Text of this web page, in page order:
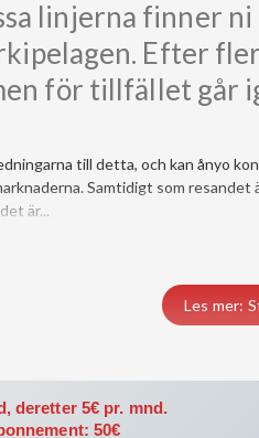
linjerna finner
Efter
för tillfället går
till detta, och kan ånyo
Samtidigt som
är...
Les mer:
deretter 5€ pr. mnd.
50€